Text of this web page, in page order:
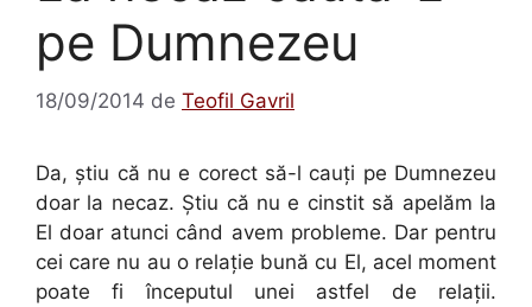
pe Dumnezeu
18/09/2014 de Teofil Gavril
Da, ştiu că nu e corect să-l cauţi pe Dumnezeu
doar la necaz. Ştiu că nu e cinstit să apelăm la
El doar atunci când avem probleme. Dar pentru
cei care nu au o relaţie bună cu El, acel moment
poate fi începutul unei astfel de relaţii.